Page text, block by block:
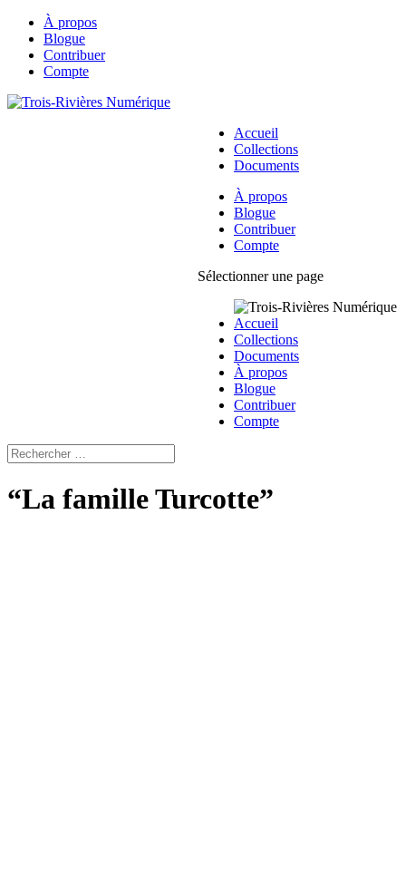
À propos
Blogue
Contribuer
Compte
Accueil
Collections
Documents
À propos
Blogue
Contribuer
Compte
Sélectionner une page
Accueil
Collections
Documents
À propos
Blogue
Contribuer
Compte
“La famille Turcotte”